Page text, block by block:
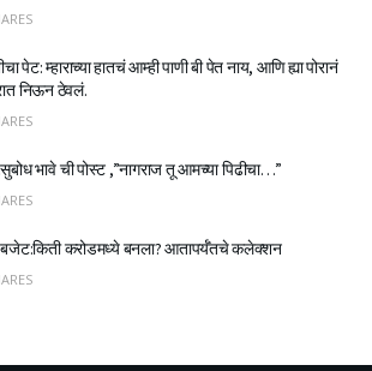
पेट: म्हाराच्या हातचं आम्ही पाणी बी पेत नाय, आणि ह्या पोरानं
निऊन ठेवलं.
भावे ची पोस्ट ,”नागराज तू आमच्या पिढीचा…”
करोडमध्ये बनला? आतापर्यँतचे कलेक्शन